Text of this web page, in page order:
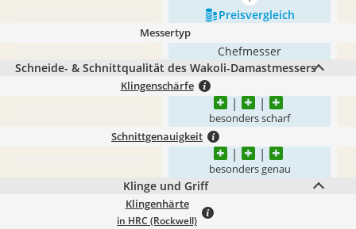
Preis­vergleich
Messertyp
Chefmesser
Schneide- & Schnittqualität des Wakoli-Damastmessers
Klingenschärfe
besonders scharf
Schnittgenauigkeit
besonders genau
Klinge und Griff
Klingenhärte
in HRC (Rockwell)